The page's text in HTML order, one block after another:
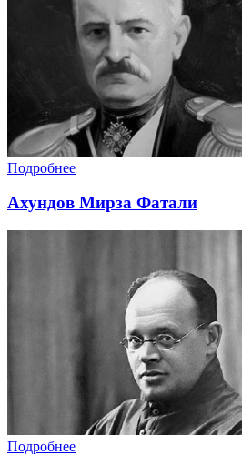
Подробнее
Ахундов Мирза Фатали
Подробнее